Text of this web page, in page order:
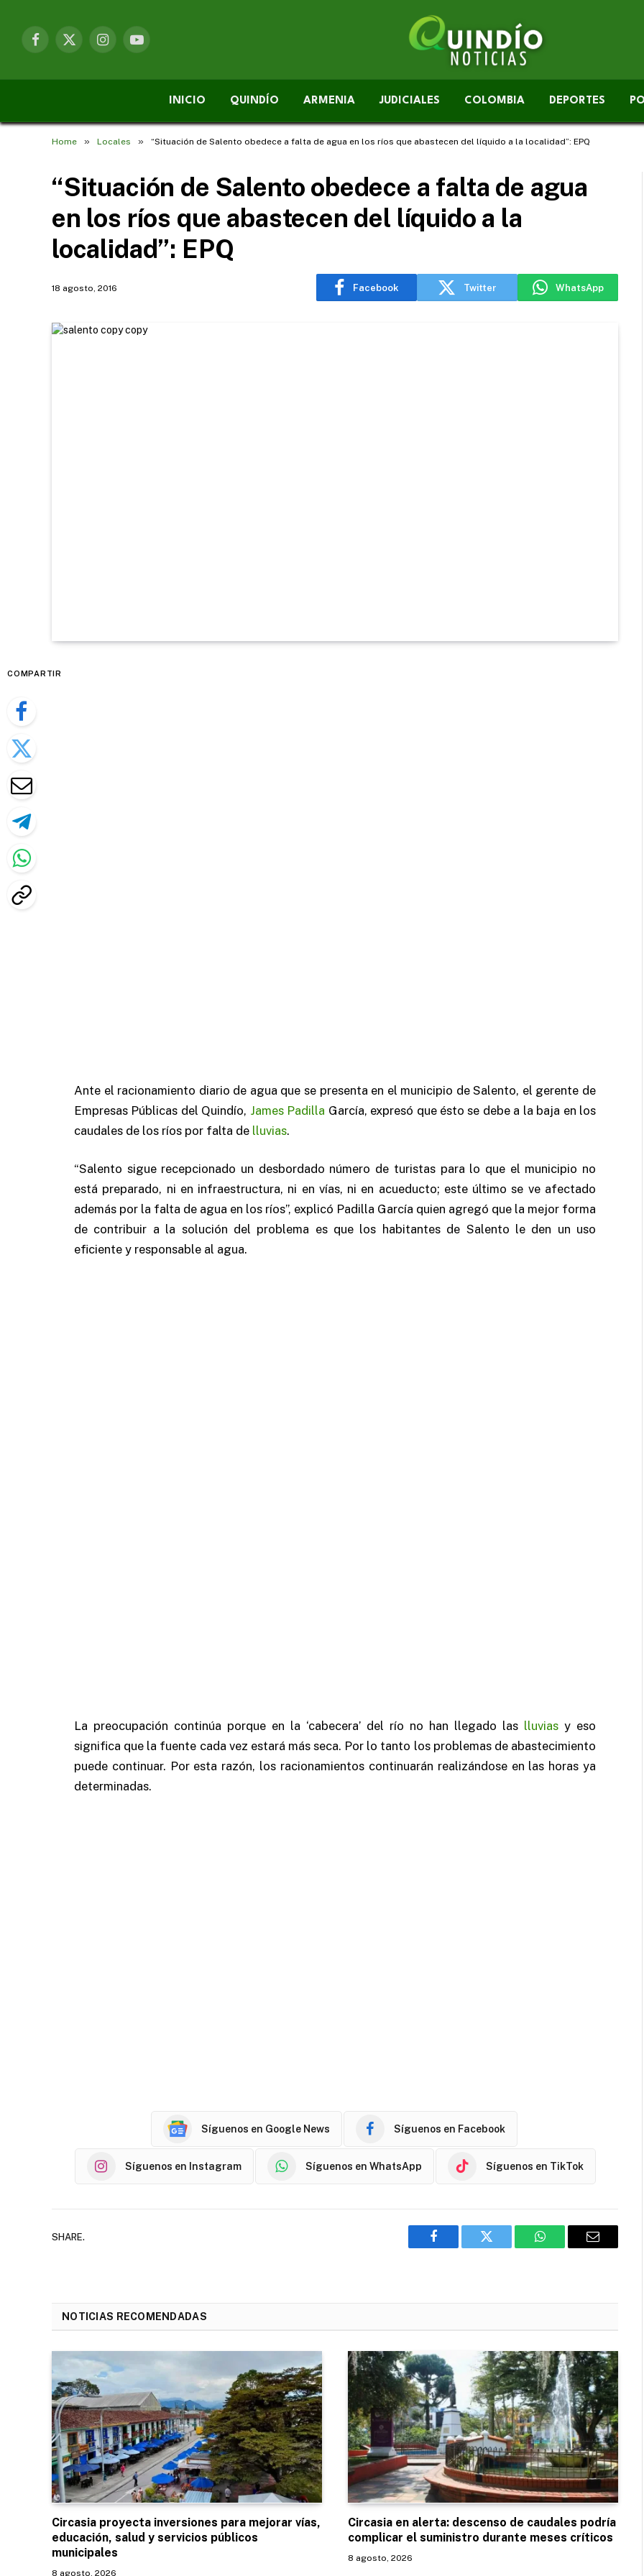
Facebook
X
InstagramYouTube
INICIO QUINDÍO ARMENIA JUDICIALES COLOMBIA DEPORTES
Home » Locales » “Situación de Salento obedece a falta de agua en los ríos que abastecen del líquido a la localidad”: EPQ
“Situación de Salento obedece a falta de agua
en los ríos que abastecen del líquido a la
localidad”: EPQ
18 agosto, 2016 Facebook Twitter WhatsApp
COMPARTIR
Ante el racionamiento diario de agua que se presenta en el municipio de Salento, el gerente de
Empresas Públicas del Quindío, James Padilla García, expresó que ésto se debe a la baja en los
caudales de los ríos por falta de lluvias.
“Salento sigue recepcionado un desbordado número de turistas para lo que el municipio no
está preparado, ni en infraestructura, ni en vías, ni en acueducto; este último se ve afectado
además por la falta de agua en los ríos”, explicó Padilla García quien agregó que la mejor forma
de contribuir a la solución del problema es que los habitantes de Salento le den un uso
eficiente y responsable al agua.
La preocupación continúa porque en la ‘cabecera’ del río no han llegado las lluvias y eso
significa que la fuente cada vez estará más seca. Por lo tanto los problemas de abastecimiento
puede continuar. Por esta razón, los racionamientos continuarán realizándose en las horas ya
determinadas.
Síguenos en Google News Síguenos en Facebook
Síguenos en Instagram Síguenos en WhatsApp Síguenos en TikTok
SHARE.
Facebook Twitter WhatsAppEmail
NOTICIAS RECOMENDADAS
Circasia proyecta inversiones para mejorar vías,
educación, salud y servicios públicos
municipales
8 agosto, 2026
Circasia en alerta: descenso de caudales podría
complicar el suministro durante meses críticos
8 agosto, 2026